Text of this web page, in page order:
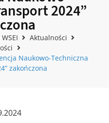
2024”
Aktualności
Naukowo-Techniczna
zakończona